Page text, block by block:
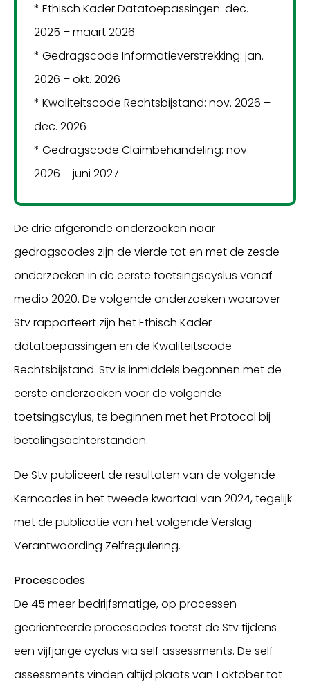
* Ethisch Kader Datatoepassingen: dec.
2025 – maart 2026
* Gedragscode Informatieverstrekking: jan.
2026 – okt. 2026
* Kwaliteitscode Rechtsbijstand: nov. 2026 –
dec. 2026
* Gedragscode Claimbehandeling: nov.
2026 – juni 2027
De drie afgeronde onderzoeken naar
gedragscodes zijn de vierde tot en met de zesde
onderzoeken in de eerste toetsingscyslus vanaf
medio 2020. De volgende onderzoeken waarover
Stv rapporteert zijn het Ethisch Kader
datatoepassingen en de Kwaliteitscode
Rechtsbijstand. Stv is inmiddels begonnen met de
eerste onderzoeken voor de volgende
toetsingscylus, te beginnen met het Protocol bij
betalingsachterstanden.
De Stv publiceert de resultaten van de volgende
Kerncodes in het tweede kwartaal van 2024, tegelijk
met de publicatie van het volgende Verslag
Verantwoording Zelfregulering.
Procescodes
De 45 meer bedrijfsmatige, op processen
georiënteerde procescodes toetst de Stv tijdens
een vijfjarige cyclus via self assessments. De self
assessments vinden altijd plaats van 1 oktober tot